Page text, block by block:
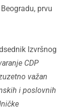
prvu
Izvršnog
CDP
važan
i poslovnih